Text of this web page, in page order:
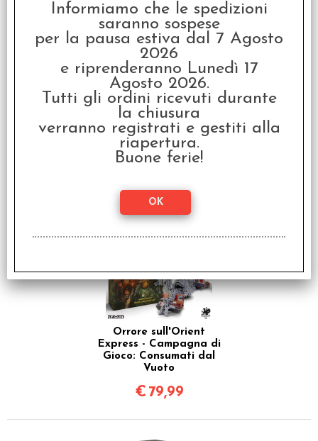
Orrore sull'Orient
Express - Il Gioco da
Tavolo
Orrore sull'Orient
Express - Campagna di
Gioco: Consumati dal
Vuoto
€ 79,99
Informiamo che le spedizioni
saranno sospese
per la pausa estiva dal 7 Agosto
2026
e riprenderanno Lunedì 17
Agosto 2026.
Tutti gli ordini ricevuti durante
la chiusura
verranno registrati e gestiti alla
riapertura.
Buone ferie!